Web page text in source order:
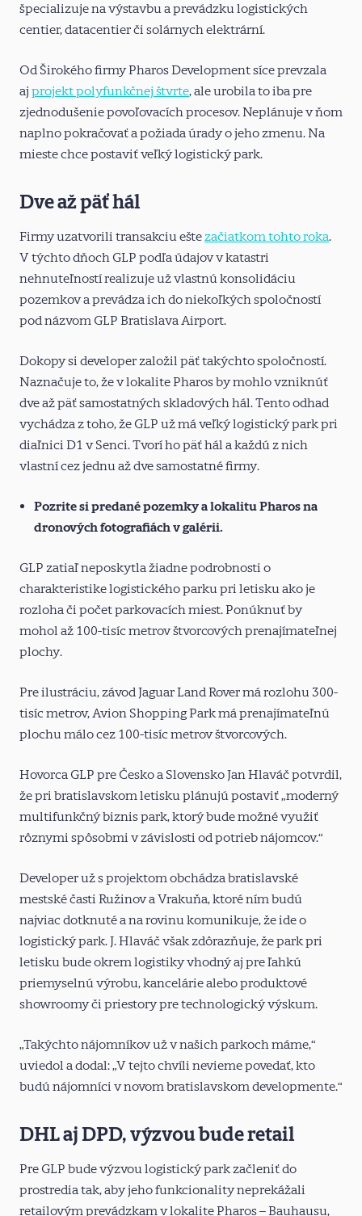
špecializuje na výstavbu a prevádzku logistických
centier, datacentier či solárnych elektrární.
Od Širokého firmy Pharos Development síce prevzala
aj projekt polyfunkčnej štvrte, ale urobila to iba pre
zjednodušenie povoľovacích procesov. Neplánuje v ňom
naplno pokračovať a požiada úrady o jeho zmenu. Na
mieste chce postaviť veľký logistický park.
Dve až päť hál
Firmy uzatvorili transakciu eštezačiatkom tohto roka.
V týchto dňoch GLP podľa údajov v katastri
nehnuteľností realizuje už vlastnú konsolidáciu
pozemkov a prevádza ich do niekoľkých spoločností
pod názvom GLP Bratislava Airport.
Dokopy si developer založil päť takýchto spoločností.
Naznačuje to, že v lokalite Pharos by mohlo vzniknúť
dve až päť samostatných skladových hál. Tento odhad
vychádza z toho, že GLP už má veľký logistický park pri
diaľnici D1 v Senci. Tvorí ho päť hál a každú z nich
vlastní cez jednu až dve samostatné firmy.
Pozrite si predané pozemky a lokalitu Pharos na
dronovýchfotografiách v galérii.
GLP zatiaľ neposkytla žiadne podrobnosti o
charakteristike logistického parku pri letisku ako je
rozloha či počet parkovacích miest. Ponúknuť by
mohol až 100-tisíc metrov štvorcových prenajímateľnej
plochy.
Pre ilustráciu, závod Jaguar Land Rover má rozlohu 300-
tisíc metrov, Avion Shopping Park má prenajímateľnú
plochu málo cez 100-tisíc metrov štvorcových.
Hovorca GLP pre Česko a Slovensko Jan Hlaváč potvrdil,
že pri bratislavskom letisku plánujú postaviť „moderný
multifunkčný biznis park, ktorý bude možné využiť
rôznymi spôsobmi v závislosti od potrieb nájomcov.“
Developer už s projektom obchádza bratislavské
mestské časti Ružinov a Vrakuňa, ktoré ním budú
najviac dotknuté a na rovinu komunikuje, že ide o
logistický park. J. Hlaváč však zdôrazňuje, že park pri
letisku bude okrem logistiky vhodný aj pre ľahkú
priemyselnú výrobu, kancelárie alebo produktové
showroomy či priestory pre technologický výskum.
„Takýchto nájomníkov už v našich parkoch máme,“
uviedol a dodal: „V tejto chvíli nevieme povedať, kto
budú nájomníci v novom bratislavskom developmente.“
DHL aj DPD, výzvou bude retail
Pre GLP bude výzvou logistický park začleniť do
prostredia tak, aby jeho funkcionality neprekážali
retailovým prevádzkam v lokalite Pharos – Bauhausu,